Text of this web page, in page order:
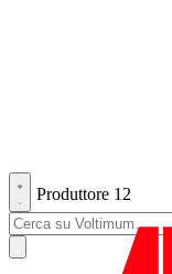
Produttore 12